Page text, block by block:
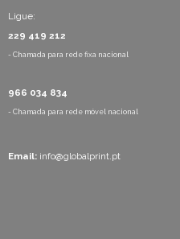
Ligue:
229 419 212
- Chamada para rede fixa nacional
966 034 834
- Chamada para rede móvel nacional
Email: info@globalprint.pt